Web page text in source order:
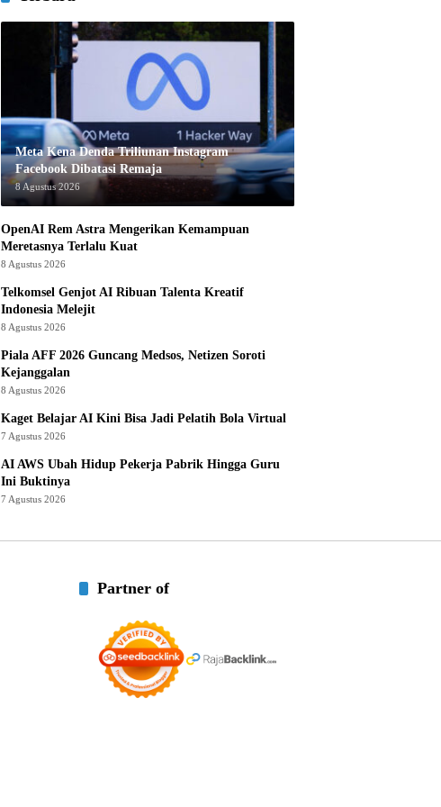
Meta Kena Denda Triliunan Instagram
Facebook Dibatasi Remaja
8 Agustus 2026
OpenAI Rem Astra Mengerikan Kemampuan
Meretasnya Terlalu Kuat
8 Agustus 2026
Telkomsel Genjot AI Ribuan Talenta Kreatif
Indonesia Melejit
8 Agustus 2026
Piala AFF 2026 Guncang Medsos, Netizen Soroti
Kejanggalan
8 Agustus 2026
Kaget Belajar AI Kini Bisa Jadi Pelatih Bola Virtual
7 Agustus 2026
AI AWS Ubah Hidup Pekerja Pabrik Hingga Guru
Ini Buktinya
7 Agustus 2026
Partner of